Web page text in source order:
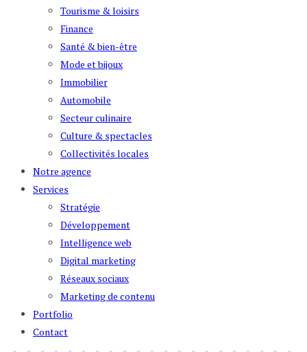
Tourisme & loisirs
Finance
Santé & bien-être
Mode et bijoux
Immobilier
Automobile
Secteur culinaire
Culture & spectacles
Collectivités locales
Notre agence
Services
Stratégie
Développement
Intelligence web
Digital marketing
Réseaux sociaux
Marketing de contenu
Portfolio
Contact